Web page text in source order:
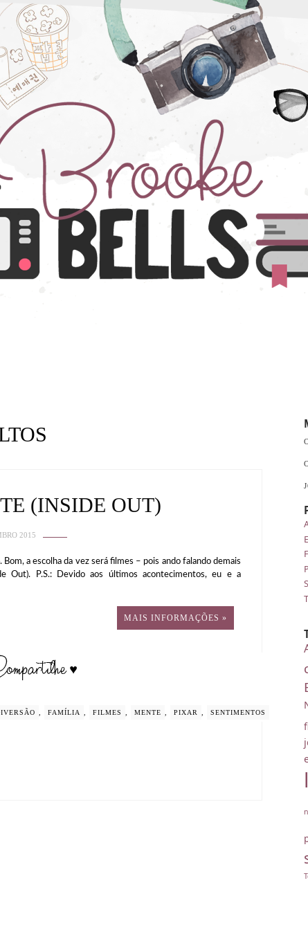
(INSIDE OUT)
2015
a escolha da vez será filmes – pois ando falando demais
P.S.: Devido aos últimos acontecimentos, eu e a
MAIS INFORMAÇÕES »
, FAMÍLIA , FILMES , MENTE , PIXAR , SENTIMENTOS